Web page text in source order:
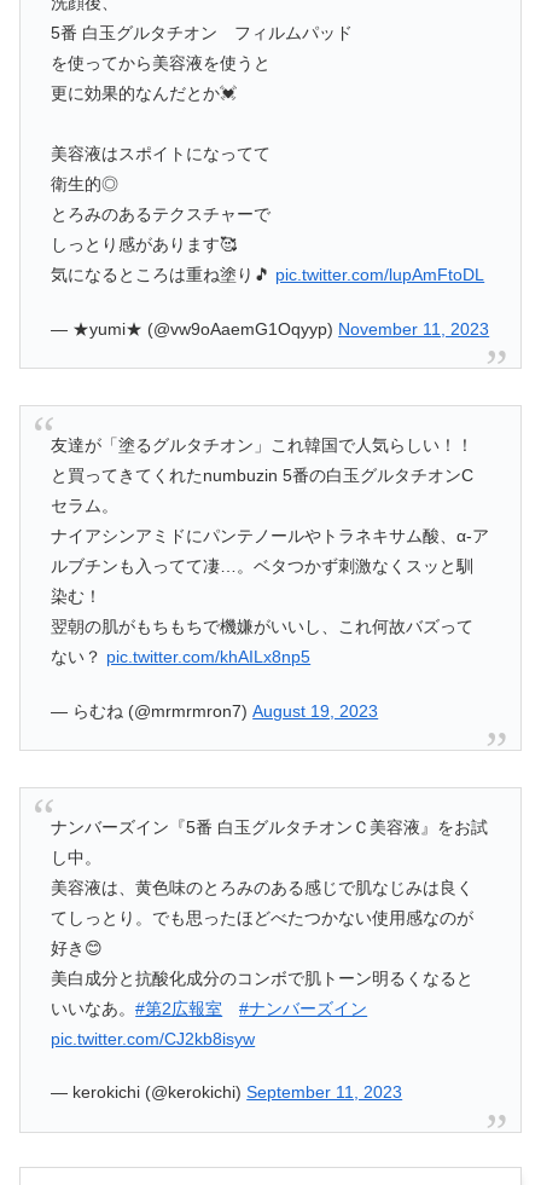
5番 白玉グルタチオン フィルムパッド
を使ってから美容液を使うと
更に効果的なんだとか💓
美容液はスポイトになってて
衛生的◎
とろみのあるテクスチャーで
しっとり感があります🥰
気になるところは重ね塗り🎵 pic.twitter.com/lupAmFtoDL
— ★yumi★ (@vw9oAaemG1Oqyyp) November 11, 2023
友達が「塗るグルタチオン」これ韓国で人気らしい！！
と買ってきてくれたnumbuzin 5番の白玉グルタチオンC
セラム。
ナイアシンアミドにパンテノールやトラネキサム酸、α-ア
ルブチンも入ってて凄…。ベタつかず刺激なくスッと馴
染む！
翌朝の肌がもちもちで機嫌がいいし、これ何故バズって
ない？ pic.twitter.com/khAILx8np5
— らむね (@mrmrmron7)August 19, 2023
ナンバーズイン『5番 白玉グルタチオンＣ美容液』をお試
し中。
美容液は、黄色味のとろみのある感じで肌なじみは良く
てしっとり。でも思ったほどべたつかない使用感なのが
好き😊
美白成分と抗酸化成分のコンボで肌トーン明るくなると
いいなあ。#第2広報室
#ナンバーズイン
pic.twitter.com/CJ2kb8isyw
— kerokichi (@kerokichi)September 11, 2023